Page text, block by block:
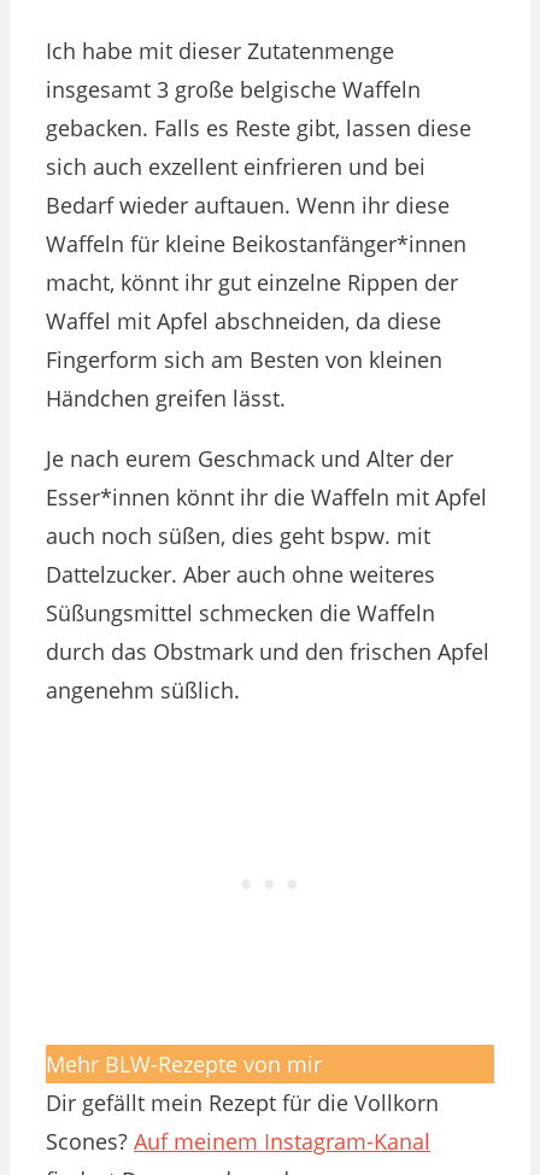
Ich habe mit dieser Zutatenmenge
insgesamt 3 große belgische Waffeln
gebacken. Falls es Reste gibt, lassen diese
sich auch exzellent einfrieren und bei
Bedarf wieder auftauen. Wenn ihr diese
Waffeln für kleine Beikostanfänger*innen
macht, könnt ihr gut einzelne Rippen der
Waffel mit Apfel abschneiden, da diese
Fingerform sich am Besten von kleinen
Händchen greifen lässt.
Je nach eurem Geschmack und Alter der
Esser*innen könnt ihr die Waffeln mit Apfel
auch noch süßen, dies geht bspw. mit
Dattelzucker. Aber auch ohne weiteres
Süßungsmittel schmecken die Waffeln
durch das Obstmark und den frischen Apfel
angenehm süßlich.
Mehr BLW-Rezepte von mir
Dir gefällt mein Rezept für die Vollkorn
Scones? Auf meinem Instagram-Kanal